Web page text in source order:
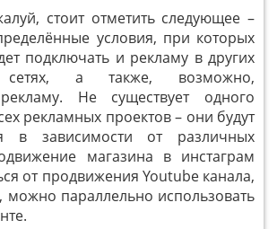
стоит отметить следующее –
условия, при которых
подключать и рекламу в других
сетях, а также, возможно,
Не существует одного
рекламных проектов – они будут
в зависимости от различных
магазина в инстаграм
от продвижения Youtube канала,
можно параллельно использовать